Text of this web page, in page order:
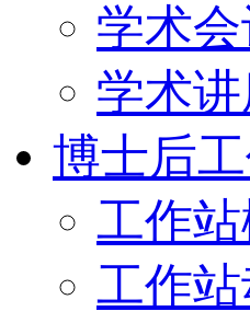
学术会
学术
博士后
工作
工作